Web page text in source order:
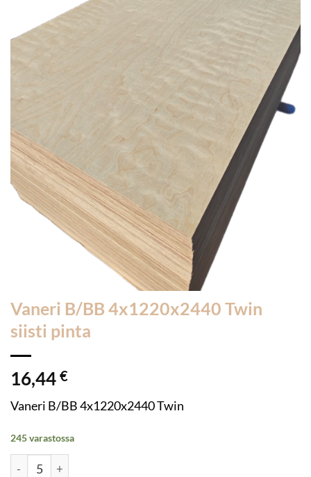
Vaneri B/BB 4x1220x2440 Twin
siisti pinta
16,44 €
Vaneri B/BB 4x1220x2440 Twin
245 varastossa
Vaneri B/BB 4x1220x2440 Twin siisti pinta määrä